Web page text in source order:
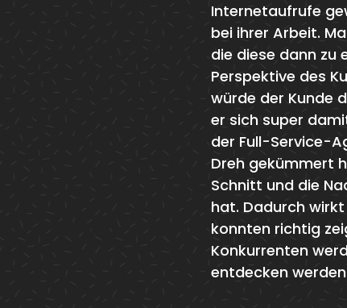
Internetaufrufe
bei ihrer Arbeit.
die diese dann zu
Perspektive des
würde der Kunde
er sich super
der Full-Service-
Dreh gekümmert
Schnitt und die
hat. Dadurch
konnten richtig
Konkurrenten
entdecken